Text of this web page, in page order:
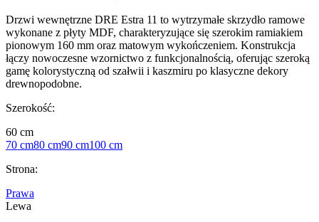
Drzwi wewnętrzne DRE Estra 11 to wytrzymałe skrzydło ramowe
wykonane z płyty MDF, charakteryzujące się szerokim ramiakiem
pionowym 160 mm oraz matowym wykończeniem. Konstrukcja
łączy nowoczesne wzornictwo z funkcjonalnością, oferując szeroką
gamę kolorystyczną od szałwii i kaszmiru po klasyczne dekory
drewnopodobne.
Szerokość:
60 cm
70 cm80 cm90 cm100 cm
Strona:
Prawa
Lewa